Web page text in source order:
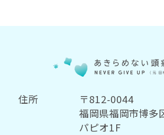
住所
〒812-0044
福岡県福岡市博多
パピオ1F